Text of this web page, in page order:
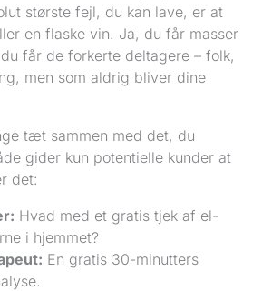
største fejl, du kan lave, er at
en flaske vin. Ja, du får masser
får de forkerte deltagere – folk,
men som aldrig bliver dine
tæt sammen med det, du
gider kun potentielle kunder at
det:
Hvad med et gratis tjek af el-
i hjemmet?
En gratis 30-minutters